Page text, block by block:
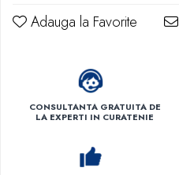
Adauga la Favorite
CONSULTANTA GRATUITA DE
LA EXPERTI IN CURATENIE